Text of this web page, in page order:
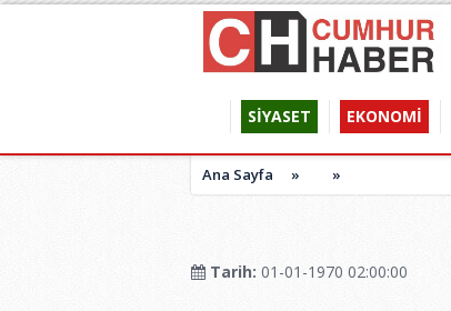
SİYASET EKONOMİ
Ana Sayfa » »
Tarih: 01-01-1970 02:00:00